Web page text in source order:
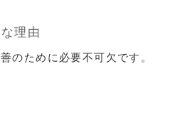
理由
のために必要不可欠です。